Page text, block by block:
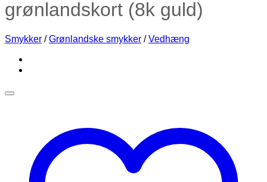
grønlandskort (8k guld)
Smykker / Grønlandske smykker / Vedhæng